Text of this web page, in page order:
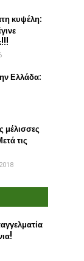
κυψέλη:
Ελλάδα:
μέλισσες
τις